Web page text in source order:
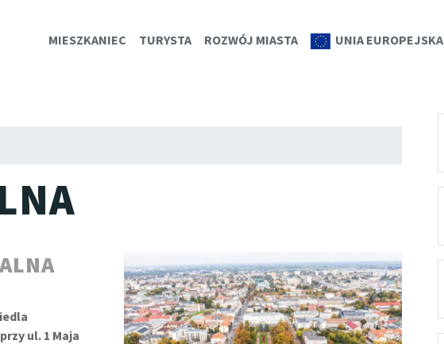
PLOCK.EU
MIESZKANIEC TURYSTA ROZWÓJ MIASTA UNIA EUROPEJSKA
ul. 1 Maja